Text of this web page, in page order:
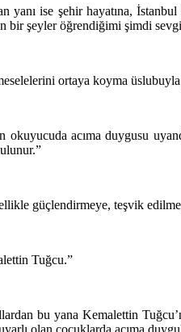
yanı ise şehir hayatına,
bir şeyler öğrendiğimi şimdi
ortaya koyma
okuyucuda acıma duygusu
güçlendirmeye, teşvik
Tuğcu.”
bu yana Kemalettin